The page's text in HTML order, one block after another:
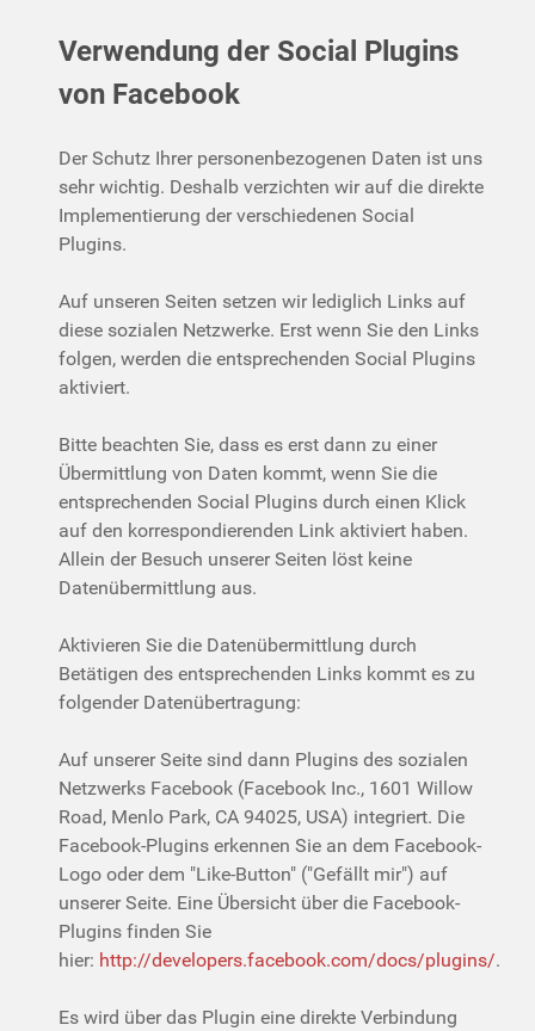
Verwendung der Social Plugins
von Facebook
Der Schutz Ihrer personenbezogenen Daten ist uns
sehr wichtig. Deshalb verzichten wir auf die direkte
Implementierung der verschiedenen Social
Plugins.
Auf unseren Seiten setzen wir lediglich Links auf
diese sozialen Netzwerke. Erst wenn Sie den Links
folgen, werden die entsprechenden Social Plugins
aktiviert.
Bitte beachten Sie, dass es erst dann zu einer
Übermittlung von Daten kommt, wenn Sie die
entsprechenden Social Plugins durch einen Klick
auf den korrespondierenden Link aktiviert haben.
Allein der Besuch unserer Seiten löst keine
Datenübermittlung aus.
Aktivieren Sie die Datenübermittlung durch
Betätigen des entsprechenden Links kommt es zu
folgender Datenübertragung:
Auf unserer Seite sind dann Plugins des sozialen
Netzwerks Facebook (Facebook Inc., 1601 Willow
Road, Menlo Park, CA 94025, USA) integriert. Die
Facebook-Plugins erkennen Sie an dem Facebook-
Logo oder dem "Like-Button" ("Gefällt mir") auf
unserer Seite. Eine Übersicht über die Facebook-
Plugins finden Sie
hier: http://developers.facebook.com/docs/plugins/.
Es wird über das Plugin eine direkte Verbindung